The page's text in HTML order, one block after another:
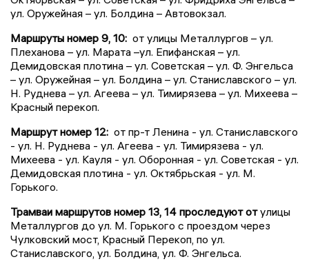
ул. Оружейная – ул. Болдина – Автовокзал.
Маршруты номер 9, 10: от улицы Металлургов – ул.
Плеханова – ул. Марата –ул. Епифанская – ул.
Демидовская плотина – ул. Советская – ул. Ф. Энгельса
– ул. Оружейная – ул. Болдина – ул. Станиславского – ул.
Н. Руднева – ул. Агеева – ул. Тимирязева – ул. Михеева –
Красный перекоп.
Маршрут номер 12: от пр-т Ленина - ул. Станиславского
- ул. Н. Руднева - ул. Агеева - ул. Тимирязева - ул.
Михеева - ул. Кауля - ул. Оборонная - ул. Советская - ул.
Демидовская плотина - ул. Октябрьская - ул. М.
Горького.
Трамваи маршрутов номер 13, 14 проследуют отулицы
Металлургов до ул. М. Горького с проездом через
Чулковский мост, Красный Перекоп, по ул.
Станиславского, ул. Болдина, ул. Ф. Энгельса.